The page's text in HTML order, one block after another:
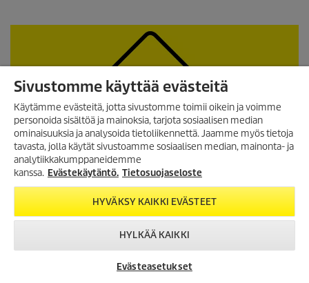
TILAA UUTISKIRJE!
seuraavasta ostosta 10%
alennuksen
verkkokaupassamme.
Sivustomme käyttää evästeitä
Käytämme evästeitä, jotta sivustomme toimii oikein ja voimme
personoida sisältöä ja mainoksia, tarjota sosiaalisen median
ominaisuuksia ja analysoida tietoliikennettä. Jaamme myös tietoja
tavasta, jolla käytät sivustoamme sosiaalisen median, mainonta- ja
analytiikkakumppaneidemme
kanssa. Evästekäytäntö. Tietosuojaseloste
HYVÄKSY KAIKKI EVÄSTEET
HYLKÄÄ KAIKKI
Evästeasetukset